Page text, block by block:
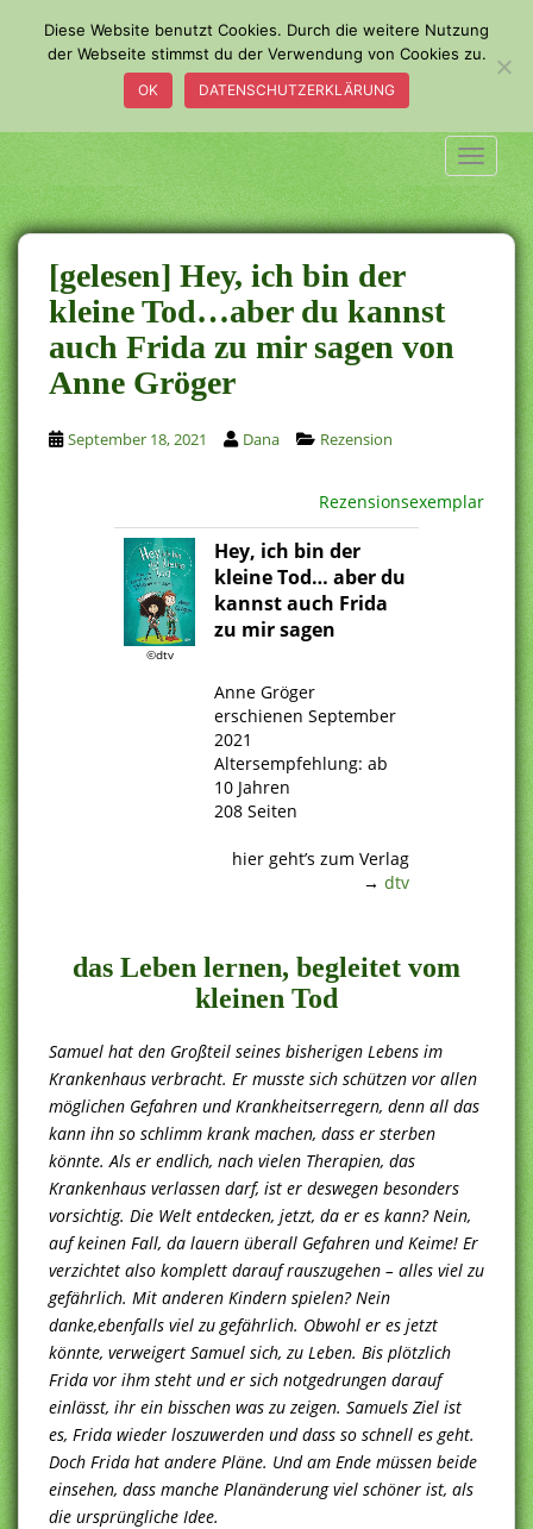
o
m
a
i
n
c
o
n
t
e
n
t
[gelesen] Hey, ich bin der
kleine Tod…aber du kannst
auch Frida zu mir sagen von
Anne Gröger
September 18, 2021 Dana Rezension
Rezensionsexemplar
©dtv
Hey, ich bin der
kleine Tod… aber du
kannst auch Frida
zu mir sagen
Anne Gröger
erschienen September
2021
Altersempfehlung: ab
10 Jahren
208 Seiten
hier geht’s zum Verlag
→ dtv
das Leben lernen, begleitet vom
kleinen Tod
Samuel hat den Großteil seines bisherigen Lebens im
Krankenhaus verbracht. Er musste sich schützen vor allen
möglichen Gefahren und Krankheitserregern, denn all das
kann ihn so schlimm krank machen, dass er sterben
könnte. Als er endlich, nach vielen Therapien, das
Krankenhaus verlassen darf, ist er deswegen besonders
vorsichtig. Die Welt entdecken, jetzt, da er es kann? Nein,
auf keinen Fall, da lauern überall Gefahren und Keime! Er
verzichtet also komplett darauf rauszugehen – alles viel zu
gefährlich. Mit anderen Kindern spielen? Nein
danke,ebenfalls viel zu gefährlich. Obwohl er es jetzt
könnte, verweigert Samuel sich, zu Leben. Bis plötzlich
Frida vor ihm steht und er sich notgedrungen darauf
einlässt, ihr ein bisschen was zu zeigen. Samuels Ziel ist
es, Frida wieder loszuwerden und dass so schnell es geht.
Doch Frida hat andere Pläne. Und am Ende müssen beide
einsehen, dass manche Planänderung viel schöner ist, als
die ursprüngliche Idee.
Diese Website benutzt Cookies. Durch die weitere Nutzung
der Webseite stimmst du der Verwendung von Cookies zu.
OK DATENSCHUTZERKLÄRUNG